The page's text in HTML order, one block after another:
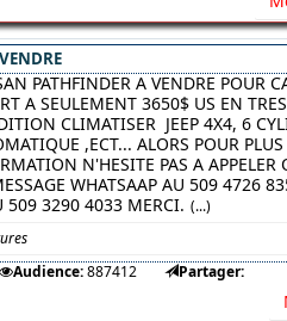
PATHFINDER A VENDRE POUR
A SEULEMENT 3650$ US EN
CLIMATISER JEEP 4X4, 6
,ECT... ALORS POUR PLUS
N'HESITE PAS A APPELER
WHATSAAP AU 509 4726
509 3290 4033 MERCI. (...)
Audience:887412 Partager: